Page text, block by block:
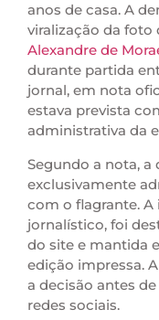
anos de casa. A
viralização da
Alexandre de
durante partida
jornal, em nota
estava prevista
administrativa da
Segundo a nota, a
exclusivamente
com o flagrante.
jornalístico, foi
do site e mantida
edição impressa.
a decisão antes
redes sociais.